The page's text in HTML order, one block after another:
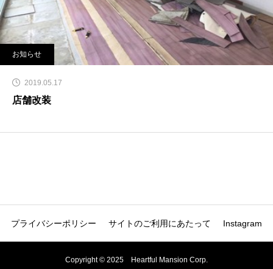
お知らせ
2019.05.17
店舗改装
プライバシーポリシー サイトのご利用にあたって Instagram
Copyright © 2025 Heartful Mansion Corp.